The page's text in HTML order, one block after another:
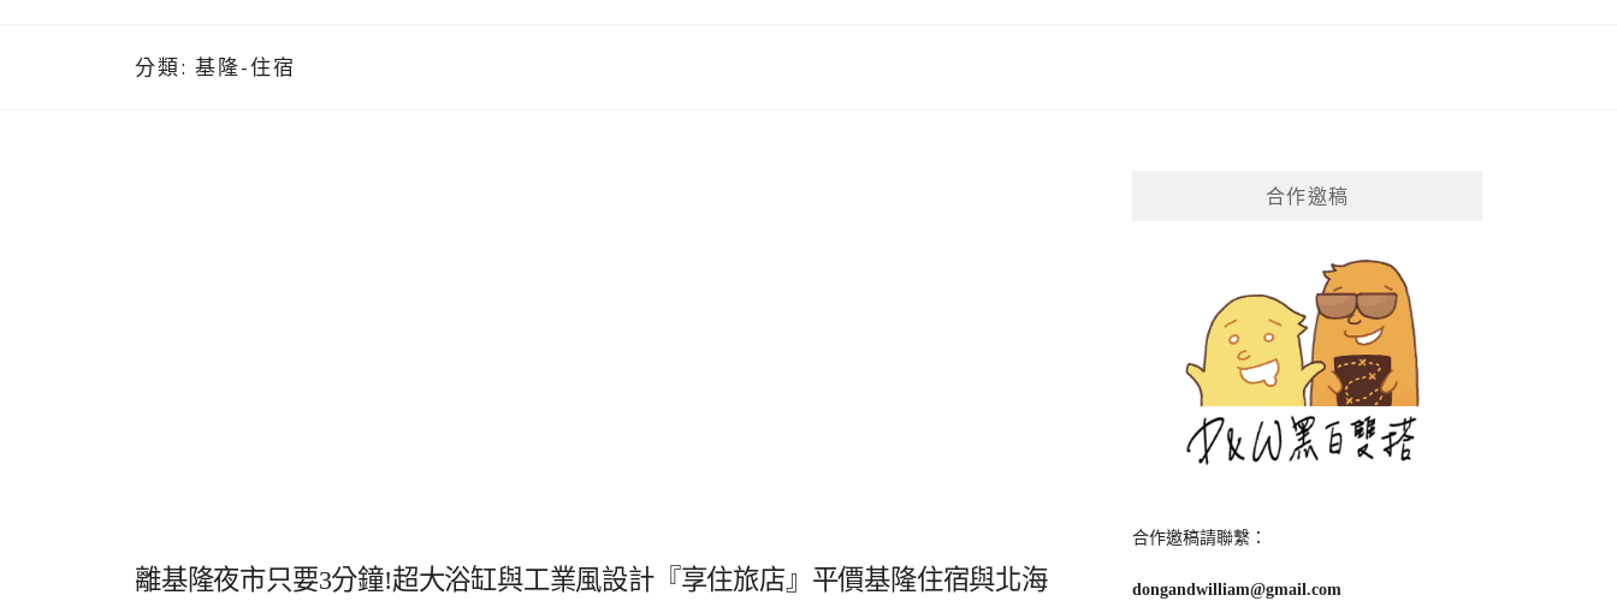
分類: 基隆-住宿
離基隆夜市只要3分鐘!超大浴缸與工業風設計『享住旅店』平價基隆住宿與北海
合作邀稿
合作邀稿請聯繫：
dongandwilliam@gmail.com